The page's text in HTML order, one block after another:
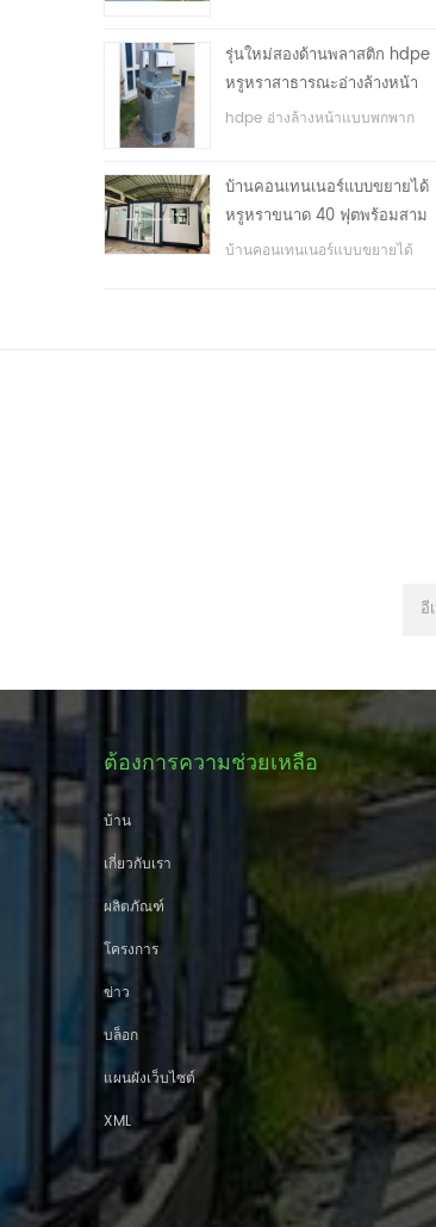
ห้องน้ำและระบบไฟฟ้า
รุ่นใหม่สองด้านพลาสติก hdpe
หรูหราสาธารณะอ่างล้างหน้า
มือ
hdpe อ่างล้างหน้าแบบพกพาก
nbsp;
บ้านคอนเทนเนอร์แบบขยายได้
หรูหราขนาด 40 ฟุตพร้อมสาม
ห้องนอน
บ้านคอนเทนเนอร์แบบขยายได้
ต้องการความช่วยเหลือ
บ้าน
เกี่ยวกับเรา
ผลิตภัณฑ์
โครงการ
ข่าว
บล็อก
แผนผังเว็บไซต์
XML